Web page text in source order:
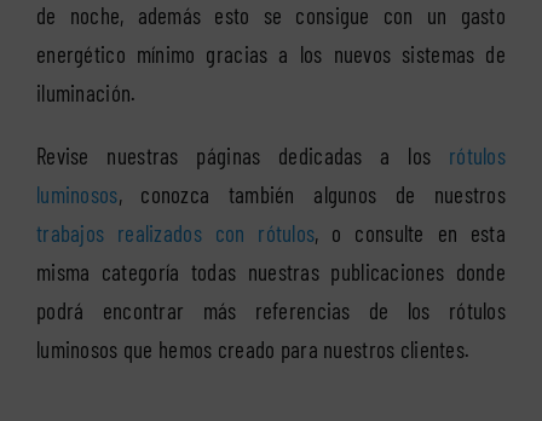
de noche, además esto se consigue con un gasto
energético mínimo gracias a los nuevos sistemas de
iluminación.
Revise nuestras páginas dedicadas a los rótulos
luminosos, conozca también algunos de nuestros
trabajos realizados con rótulos, o consulte en esta
misma categoría todas nuestras publicaciones donde
podrá encontrar más referencias de los rótulos
luminosos que hemos creado para nuestros clientes.